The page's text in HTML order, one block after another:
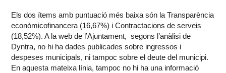
Els dos ítems amb puntuació més baixa són la Transparència
econòmicofinancera (16,67%) i Contractacions de serveis
(18,52%). A la web de l’Ajuntament, segons l’anàlisi de
Dyntra, no hi ha dades publicades sobre ingressos i
despeses municipals, ni tampoc sobre el deute del municipi.
En aquesta mateixa línia, tampoc no hi ha una informació